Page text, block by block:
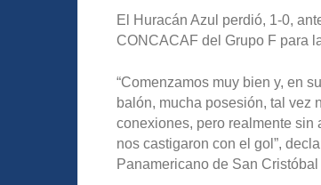
El Huracán Azul perdió, 1-0,
CONCACAF del Grupo F para
“Comenzamos muy bien y, en
balón, mucha posesión, tal vez
conexiones, pero realmente sin
nos castigaron con el gol”,
Panamericano de San